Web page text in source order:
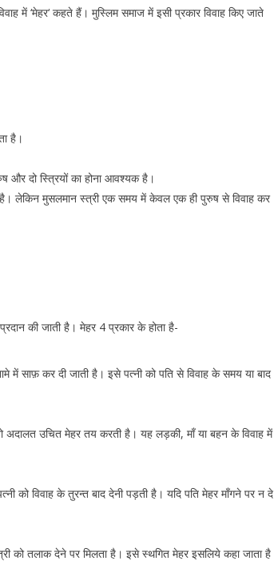
में ‘मेहर‘ कहते हैं। मुस्लिम समाज में इसी प्रकार विवाह किए जाते
है।
और दो स्त्रियों का होना आवश्यक है।
लेकिन मुसलमान स्त्री एक समय में केवल एक ही पुरुष से विवाह कर
की जाती है। मेहर 4 प्रकार के होता है-
में साफ़ कर दी जाती है। इसे पत्नी को पति से विवाह के समय या बाद
अदालत उचित मेहर तय करती है। यह लड़की, माँ या बहन के विवाह में
को विवाह के तुरन्त बाद देनी पड़ती है। यदि पति मेहर माँगने पर न दे
को तलाक देने पर मिलता है। इसे स्थगित मेहर इसलिये कहा जाता है